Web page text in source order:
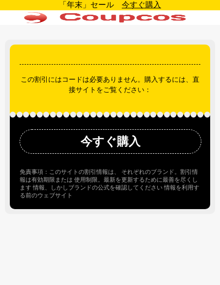
「年末」セール 今すぐ購入
この割引にはコードは必要ありません。購入するには、直
接サイトをご覧ください：
今すぐ購入
免責事項：このサイトの割引情報は、 それぞれのブランド。割引情
報は有効期限または 使用制限。最新を更新するために最善を尽くし
ます 情報、しかしブランドの公式を確認してください 情報を利用す
る前のウェブサイト